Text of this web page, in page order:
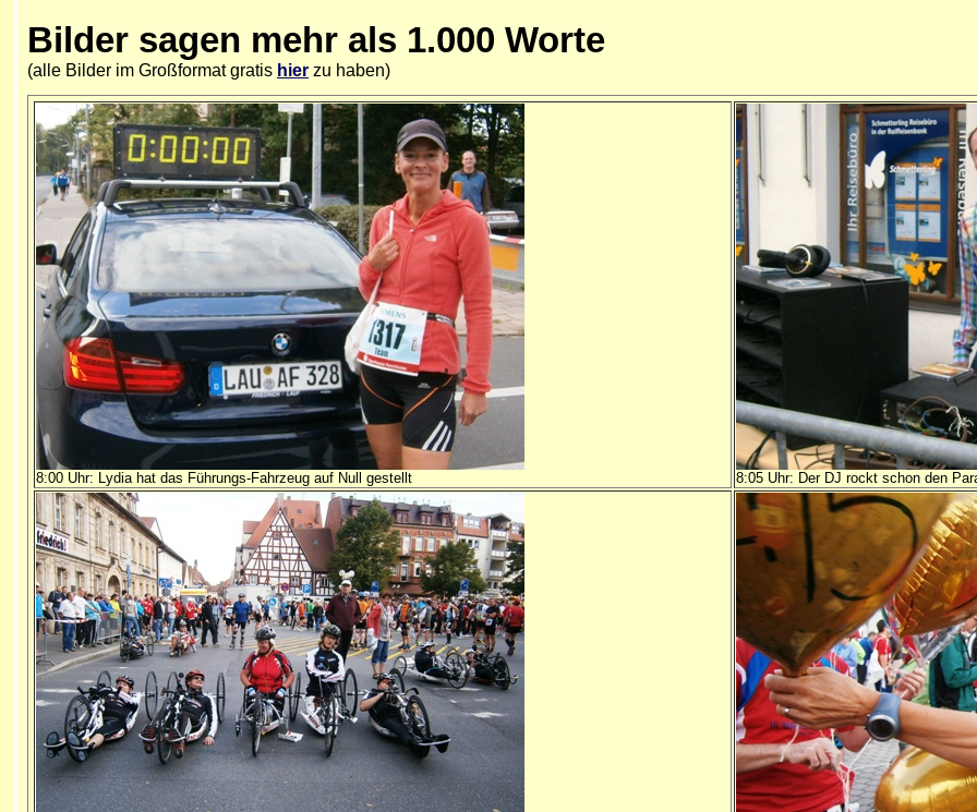
Bilder sagen mehr als 1.000 Worte
(alle Bilder im Großformat gratis hier zu haben)
8:00 Uhr: Lydia hat das Führungs-Fahrzeug auf Null gestellt 8:05 Uhr: Der DJ rockt schon den